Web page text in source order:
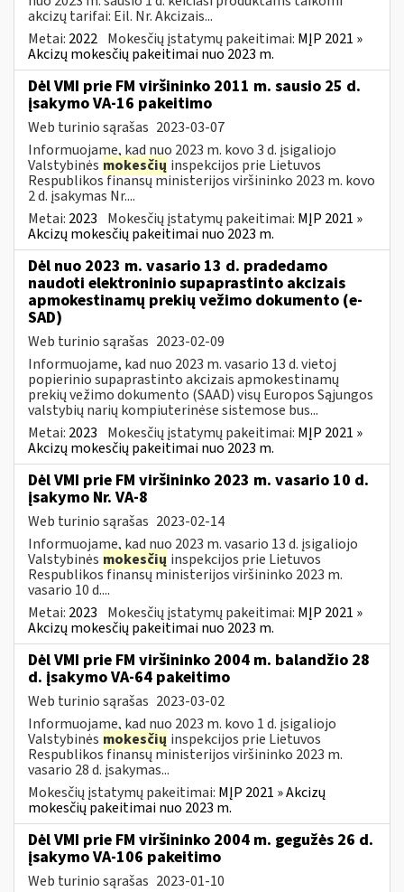
akcizų tarifai: Eil. Nr. Akcizais...
Metai: 2022 Mokesčių įstatymų pakeitimai: MĮP 2021 »
Akcizų mokesčių pakeitimai nuo 2023 m.
Dėl VMI prie FM viršininko 2011 m. sausio 25 d.
įsakymo VA-16 pakeitimo
Web turinio sąrašas 2023-03-07
Informuojame, kad nuo 2023 m. kovo 3 d. įsigaliojo
Valstybinės mokesčių inspekcijos prie Lietuvos
Respublikos finansų ministerijos viršininko 2023 m. kovo
2 d. įsakymas Nr....
Metai: 2023 Mokesčių įstatymų pakeitimai: MĮP 2021 »
Akcizų mokesčių pakeitimai nuo 2023 m.
Dėl nuo 2023 m. vasario 13 d. pradedamo
naudoti elektroninio supaprastinto akcizais
apmokestinamų prekių vežimo dokumento (e-
SAD)
Web turinio sąrašas 2023-02-09
Informuojame, kad nuo 2023 m. vasario 13 d. vietoj
popierinio supaprastinto akcizais apmokestinamų
prekių vežimo dokumento (SAAD) visų Europos Sąjungos
valstybių narių kompiuterinėse sistemose bus...
Metai: 2023 Mokesčių įstatymų pakeitimai: MĮP 2021 »
Akcizų mokesčių pakeitimai nuo 2023 m.
Dėl VMI prie FM viršininko 2023 m. vasario 10 d.
įsakymo Nr. VA-8
Web turinio sąrašas 2023-02-14
Informuojame, kad nuo 2023 m. vasario 13 d. įsigaliojo
Valstybinės mokesčių inspekcijos prie Lietuvos
Respublikos finansų ministerijos viršininko 2023 m.
vasario 10 d....
Metai: 2023 Mokesčių įstatymų pakeitimai: MĮP 2021 »
Akcizų mokesčių pakeitimai nuo 2023 m.
Dėl VMI prie FM viršininko 2004 m. balandžio 28
d. įsakymo VA-64 pakeitimo
Web turinio sąrašas 2023-03-02
Informuojame, kad nuo 2023 m. kovo 1 d. įsigaliojo
Valstybinės mokesčių inspekcijos prie Lietuvos
Respublikos finansų ministerijos viršininko 2023 m.
vasario 28 d. įsakymas...
Mokesčių įstatymų pakeitimai: MĮP 2021 » Akcizų
mokesčių pakeitimai nuo 2023 m.
Dėl VMI prie FM viršininko 2004 m. gegužės 26 d.
įsakymo VA-106 pakeitimo
Web turinio sąrašas 2023-01-10